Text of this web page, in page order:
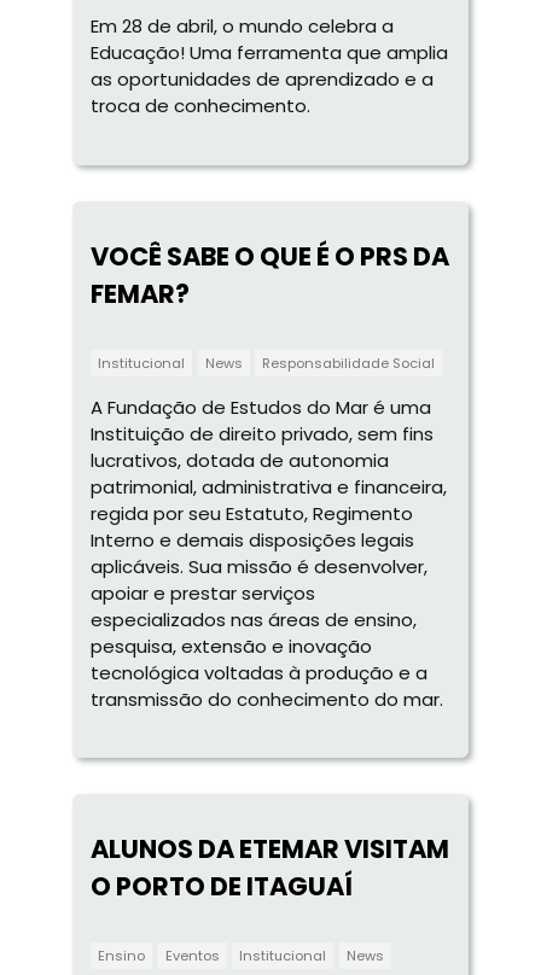
Em 28 de abril, o mundo celebra a
Educação! Uma ferramenta que amplia
as oportunidades de aprendizado e a
troca de conhecimento.
VOCÊ SABE O QUE É O PRS DA
FEMAR?
Institucional News Responsabilidade Social
A Fundação de Estudos do Mar é uma
Instituição de direito privado, sem fins
lucrativos, dotada de autonomia
patrimonial, administrativa e financeira,
regida por seu Estatuto, Regimento
Interno e demais disposições legais
aplicáveis. Sua missão é desenvolver,
apoiar e prestar serviços
especializados nas áreas de ensino,
pesquisa, extensão e inovação
tecnológica voltadas à produção e a
transmissão do conhecimento do mar.
ALUNOS DA ETEMAR VISITAM
O PORTO DE ITAGUAÍ
Ensino Eventos Institucional News